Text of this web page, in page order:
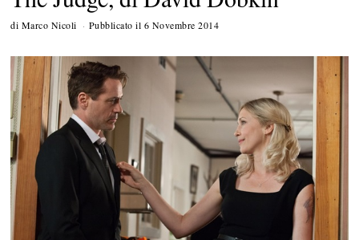
di Marco Nicoli Pubblicato il 6 Novembre 2014
g
l
o
1